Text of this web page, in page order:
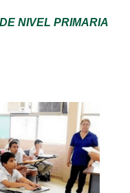
NIVEL PRIMARIA